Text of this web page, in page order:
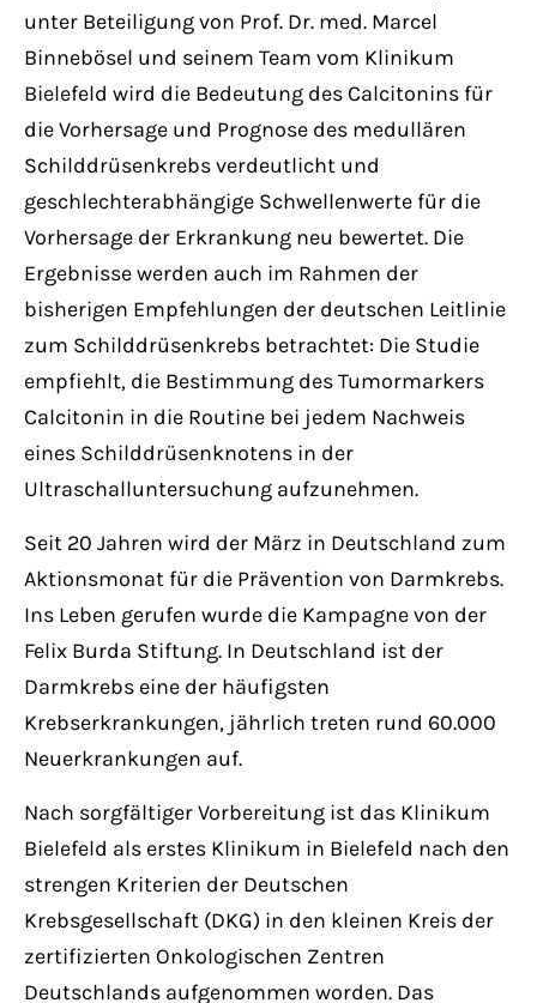
unter Beteiligung von Prof. Dr. med. Marcel
Binnebösel und seinem Team vom Klinikum
Bielefeld wird die Bedeutung des Calcitonins für
die Vorhersage und Prognose des medullären
Schilddrüsenkrebs verdeutlicht und
geschlechterabhängige Schwellenwerte für die
Vorhersage der Erkrankung neu bewertet. Die
Ergebnisse werden auch im Rahmen der
bisherigen Empfehlungen der deutschen Leitlinie
zum Schilddrüsenkrebs betrachtet: Die Studie
empfiehlt, die Bestimmung des Tumormarkers
Calcitonin in die Routine bei jedem Nachweis
eines Schilddrüsenknotens in der
Ultraschalluntersuchung aufzunehmen.
Seit 20 Jahren wird der März in Deutschland zum
Aktionsmonat für die Prävention von Darmkrebs.
Ins Leben gerufen wurde die Kampagne von der
Felix Burda Stiftung. In Deutschland ist der
Darmkrebs eine der häufigsten
Krebserkrankungen, jährlich treten rund 60.000
Neuerkrankungen auf.
Nach sorgfältiger Vorbereitung ist das Klinikum
Bielefeld als erstes Klinikum in Bielefeld nach den
strengen Kriterien der Deutschen
Krebsgesellschaft (DKG) in den kleinen Kreis der
zertifizierten Onkologischen Zentren
Deutschlands aufgenommen worden. Das